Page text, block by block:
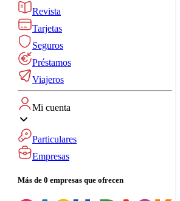
Revista
Tarjetas
Seguros
Préstamos
Viajeros
Mi cuenta
Particulares
Empresas
Más de 0 empresas que ofrecen